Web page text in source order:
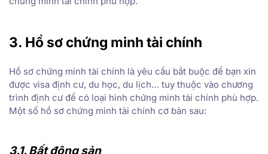
3. Hồ sơ chứng minh tài chính
Hồ sơ chứng minh tài chính là yêu cầu bắt buộc để bạn xin
được visa định cư, du học, du lịch… tuy thuộc vào chương
trình định cư để có loại hình chứng minh tài chính phù hợp.
Một số hồ sơ chứng minh tài chính cơ bản sau:
3.1. Bất động sản